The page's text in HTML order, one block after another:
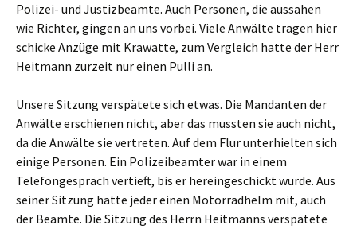
Polizei- und Justizbeamte. Auch Personen, die aussahen
wie Richter, gingen an uns vorbei. Viele Anwälte tragen hier
schicke Anzüge mit Krawatte, zum Vergleich hatte der Herr
Heitmann zurzeit nur einen Pulli an.
Unsere Sitzung verspätete sich etwas. Die Mandanten der
Anwälte erschienen nicht, aber das mussten sie auch nicht,
da die Anwälte sie vertreten. Auf dem Flur unterhielten sich
einige Personen. Ein Polizeibeamter war in einem
Telefongespräch vertieft, bis er hereingeschickt wurde. Aus
seiner Sitzung hatte jeder einen Motorradhelm mit, auch
der Beamte. Die Sitzung des Herrn Heitmanns verspätete